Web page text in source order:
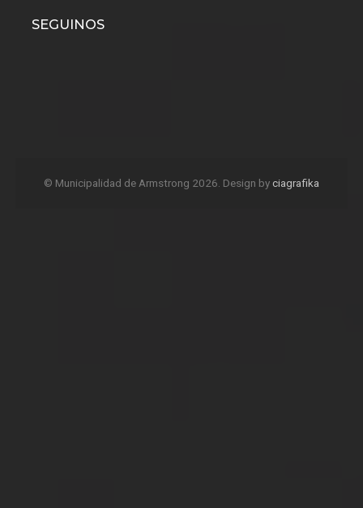
SEGUINOS
© Municipalidad de Armstrong 2026. Design byciagrafika